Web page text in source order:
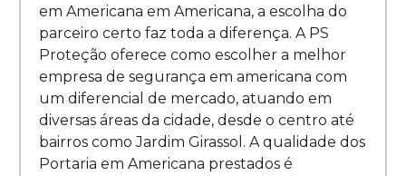
em Americana em Americana, a escolha do
parceiro certo faz toda a diferença. A PS
Proteção oferece como escolher a melhor
empresa de segurança em americana com
um diferencial de mercado, atuando em
diversas áreas da cidade, desde o centro até
bairros como Jardim Girassol. A qualidade dos
Portaria em Americana prestados é